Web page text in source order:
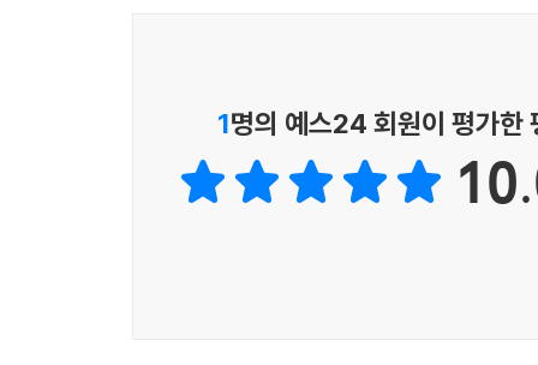
1명의 예스24 회원이 평가한